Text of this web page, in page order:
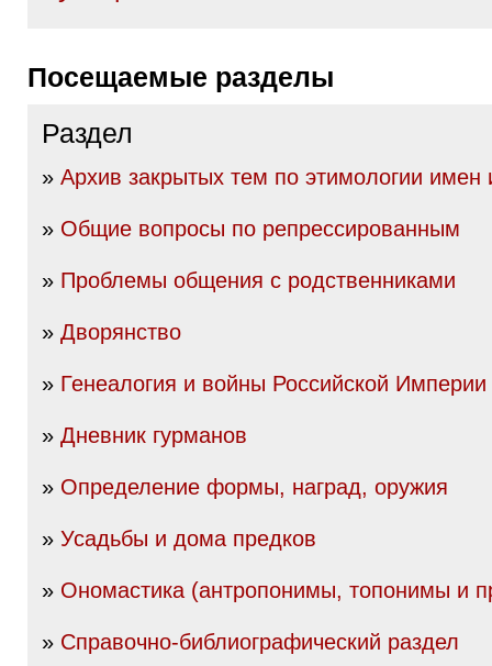
Посещаемые разделы
Раздел
» Архив закрытых тем по этимологии
» Общие вопросы по репрессированным
» Проблемы общения с родственниками
» Дворянство
» Генеалогия и войны Российской
» Дневник гурманов
» Определение формы, наград, оружия
» Усадьбы и дома предков
» Ономастика (антропонимы, топонимы и
» Справочно-библиографический раздел